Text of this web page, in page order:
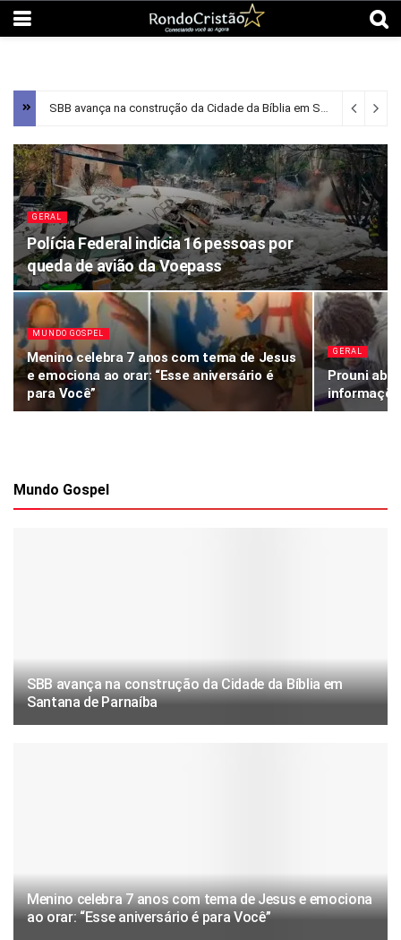
SBB avança na construção da Cidade da Bíblia em Santana de Parnaíba
GERAL
Polícia Federal indicia 16 pessoas por
queda de avião da Voepass
MUNDO GOSPEL
Menino celebra 7 anos com tema de Jesus
e emociona ao orar: “Esse aniversário é
para Você”
GERAL
Prouni
Mundo Gospel
SBB avança na construção da Cidade da Bíblia em
Santana de Parnaíba
Menino celebra 7 anos com tema de Jesus e emociona
ao orar: “Esse aniversário é para Você”